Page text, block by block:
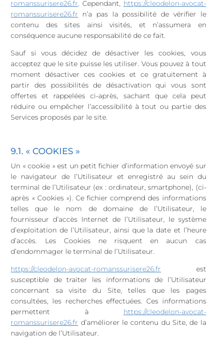
romanssurisere26.fr. Cependant, https://cleodelon-avocat-
romanssurisere26.fr
n’a pas la possibilité de vérifier le
contenu des sites ainsi visités, et n’assumera en
conséquence aucune responsabilité de ce fait.
Sauf si vous décidez de désactiver les cookies, vous
acceptez que le site puisse les utiliser. Vous pouvez à tout
moment désactiver ces cookies et ce gratuitement à
partir des possibilités de désactivation qui vous sont
offertes et rappelées ci-après, sachant que cela peut
réduire ou empêcher l’accessibilité à tout ou partie des
Services proposés par le site.
9.1. « COOKIES »
Un « cookie » est un petit fichier d’information envoyé sur
le navigateur de l’Utilisateur et enregistré au sein du
terminal de l’Utilisateur (ex : ordinateur, smartphone), (ci-
après « Cookies »). Ce fichier comprend des informations
telles que le nom de domaine de l’Utilisateur, le
fournisseur d’accès Internet de l’Utilisateur, le système
d’exploitation de l’Utilisateur, ainsi que la date et l’heure
d’accès. Les Cookies ne risquent en aucun cas
d’endommager le terminal de l’Utilisateur.
https://cleodelon-avocat-romanssurisere26.fr
est
susceptible de traiter les informations de l’Utilisateur
concernant sa visite du Site, telles que les pages
consultées, les recherches effectuées. Ces informations
permettent à
https://cleodelon-avocat-
romanssurisere26.fr d’améliorer le contenu du Site, de la
navigation de l’Utilisateur.